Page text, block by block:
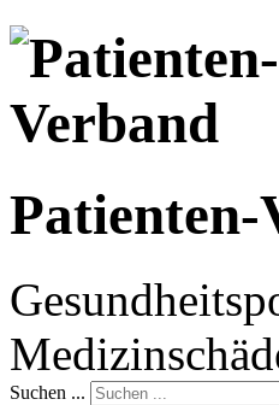
Patienten-
Suchen ...